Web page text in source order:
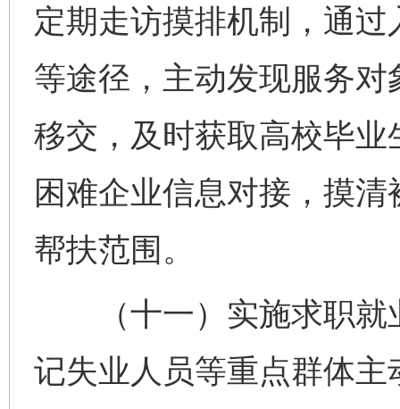
定期走访摸排机制，通
等途径，主动发现服务
移交，及时获取高校毕
困难企业信息对接，摸
帮扶范围。
（十一）实施求职就
记失业人员等重点群体